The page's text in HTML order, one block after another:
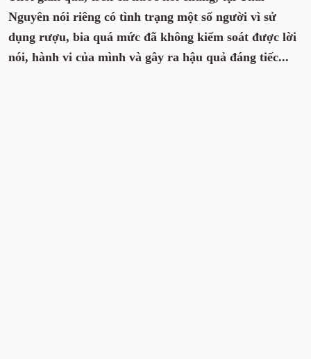
Nguyên nói riêng có tình trạng một số người vì sử
dụng rượu, bia quá mức đã không kiểm soát được lời
nói, hành vi của mình và gây ra hậu quả đáng tiếc...